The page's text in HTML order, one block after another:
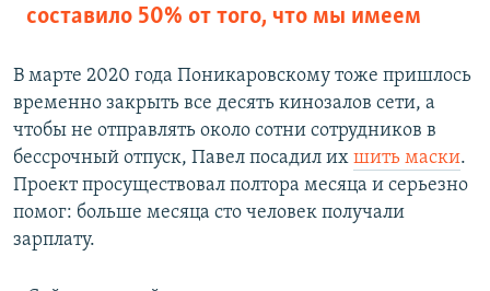
составило 50% от того, что мы имеем
В марте 2020 года Поникаровскому тоже пришлось
временно закрыть все десять кинозалов сети, а
чтобы не отправлять около сотни сотрудников в
бессрочный отпуск, Павел посадил их шить маски.
Проект просуществовал полтора месяца и серьезно
помог: больше месяца сто человек получали
зарплату.